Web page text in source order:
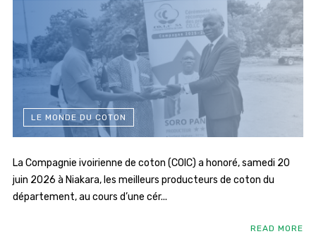
LE MONDE DU COTON
La Compagnie ivoirienne de coton (COIC) a honoré, samedi 20
juin 2026 à Niakara, les meilleurs producteurs de coton du
département, au cours d’une cér...
READ MORE